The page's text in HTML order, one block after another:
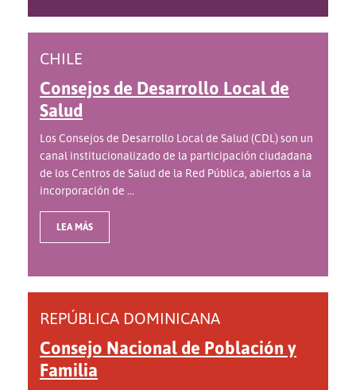
CHILE
Consejos de Desarrollo Local de
Salud
Los Consejos de Desarrollo Local de Salud (CDL) son un
canal institucionalizado de la participación ciudadana
de los Centros de Salud de la Red Pública, abiertos a la
incorporación de ...
LEA MÁS
REPÚBLICA DOMINICANA
Consejo Nacional de Población y
Familia